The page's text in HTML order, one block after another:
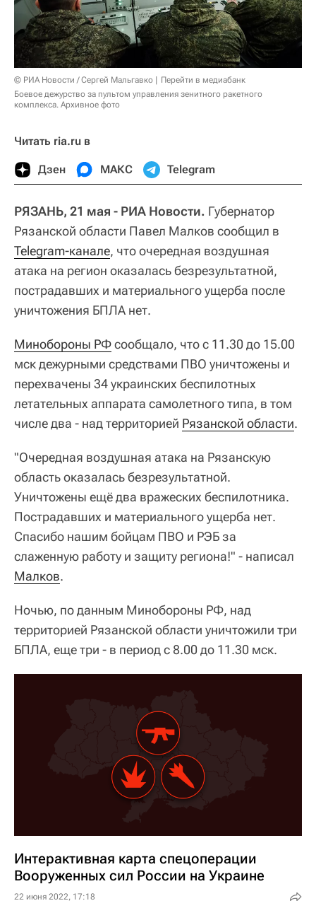
© РИА Новости / Сергей Мальгавко
Перейти в медиабанк
Боевое дежурство за пультом управления зенитного ракетного
комплекса. Архивное фото
Читать ria.ru в
Дзен МАКС Telegram
РЯЗАНЬ, 21 мая - РИА Новости. Губернатор
Рязанской области Павел Малков сообщил в
Telegram-канале, что очередная воздушная
атака на регион оказалась безрезультатной,
пострадавших и материального ущерба после
уничтожения БПЛА нет.
Минобороны РФсообщало, что с 11.30 до 15.00
мск дежурными средствами ПВО уничтожены и
перехвачены 34 украинских беспилотных
летательных аппарата самолетного типа, в том
числе два - над территорией Рязанской области.
"Очередная воздушная атака на Рязанскую
область оказалась безрезультатной.
Уничтожены ещё два вражеских беспилотника.
Пострадавших и материального ущерба нет.
Спасибо нашим бойцам ПВО и РЭБ за
слаженную работу и защиту региона!" - написал
Малков.
Ночью, по данным Минобороны РФ, над
территорией Рязанской области уничтожили три
БПЛА, еще три - в период с 8.00 до 11.30 мск.
Интерактивная карта спецоперации
Вооруженных сил России на Украине
22 июня 2022, 17:18